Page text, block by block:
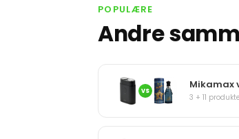
POPULÆRE
Andre
VS Mikamax
3 + 11